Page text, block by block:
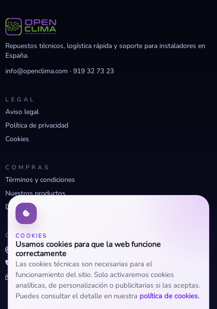
COOKIES
Usamos cookies para que la web funcione
correctamente
Las cookies técnicas son necesarias para el
funcionamiento del sitio. Solo activaremos cookies
analíticas, de personalización o publicitarias si las aceptas.
Puedes consultar el detalle en nuestra política de cookies.
Repuestos técnicos, logística rápida y soporte para instaladores en
España.
info@openclima.com ·919 32 73 23
LEGAL
Aviso legal
Política de privacidad
Cookies
COMPRAS
Términos y condiciones
Nuestros productos
Descuentos profesionales
CONTACTO
info@openclima.com
919 32 73 23
+34 623 56 04 93 (WhatsApp)